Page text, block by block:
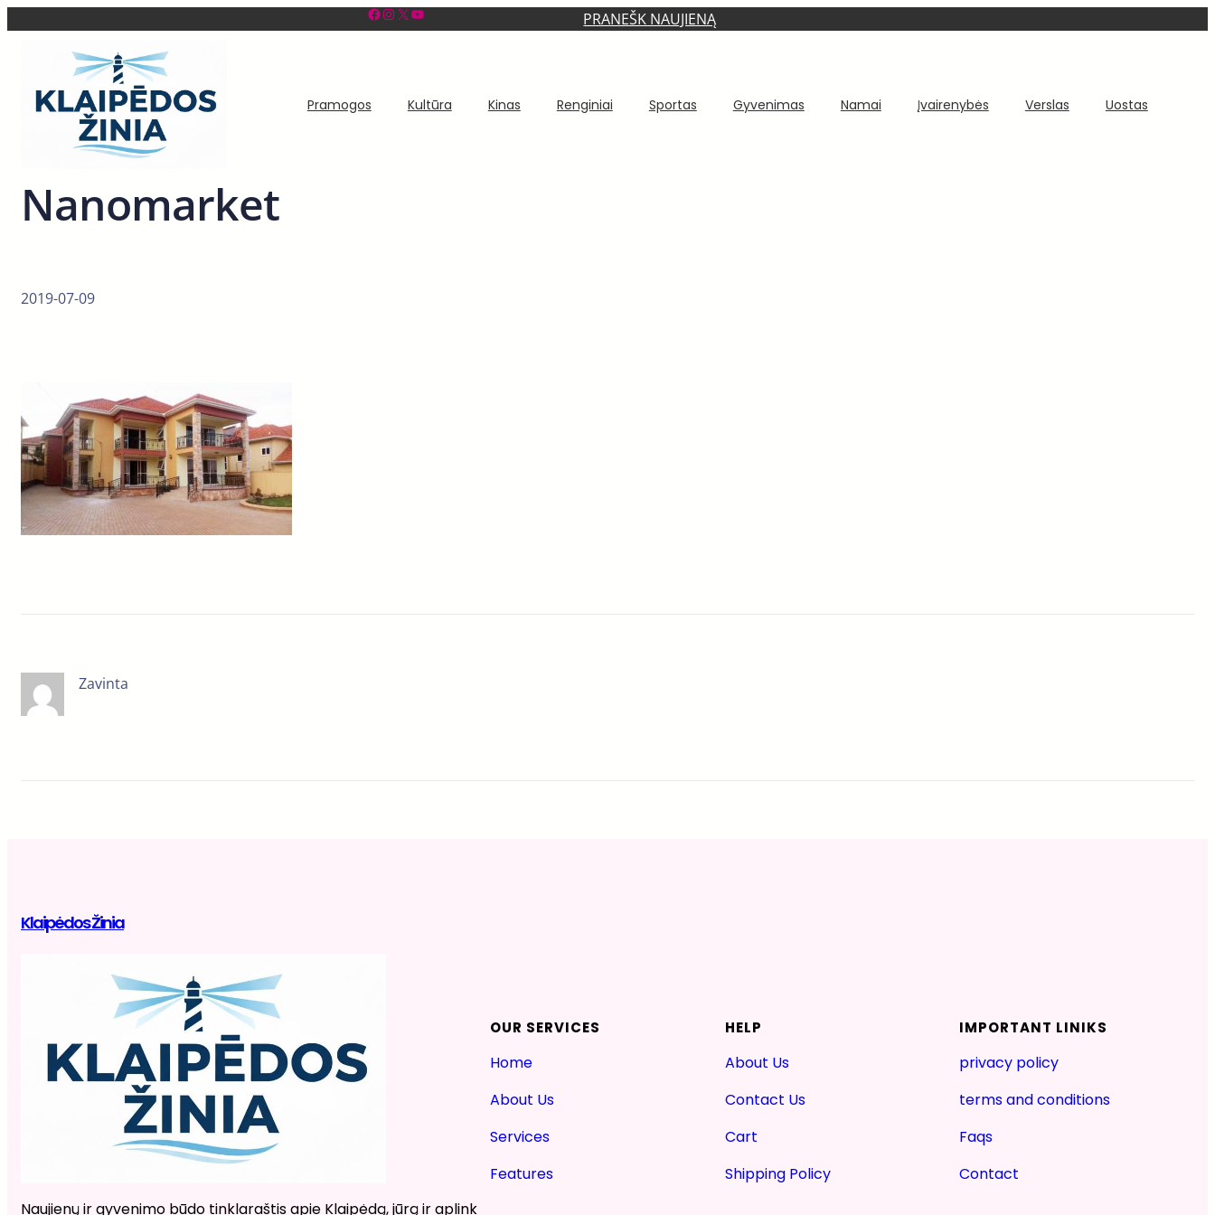
Facebook InstagramX YouTube PRANEŠK NAUJIENĄ
Pramogos Kultūra Kinas Renginiai Sportas Gyvenimas Namai Įvairenybės Verslas Uostas
Nanomarket
2019-07-09
Zavinta
Klaipėdos Žinia
Naujienų ir gyvenimo būdo tinklaraštis apie Klaipėdą, jūrą ir aplink
OUR SERVICES
Home
About Us
Services
Features
HELP
About Us
Contact Us
Cart
Shipping Policy
IMPORTANT LINIKS
privacy policy
terms and conditions
Faqs
Contact